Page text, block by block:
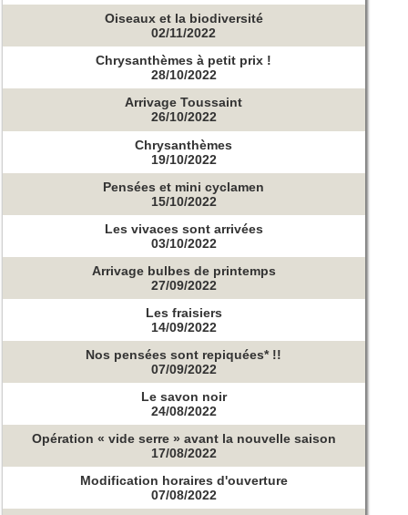
Oiseaux et la biodiversité
02/11/2022
Chrysanthèmes à petit prix !
28/10/2022
Arrivage Toussaint
26/10/2022
Chrysanthèmes
19/10/2022
Pensées et mini cyclamen
15/10/2022
Les vivaces sont arrivées
03/10/2022
Arrivage bulbes de printemps
27/09/2022
Les fraisiers
14/09/2022
Nos pensées sont repiquées* !!
07/09/2022
Le savon noir
24/08/2022
Opération « vide serre » avant la nouvelle saison
17/08/2022
Modification horaires d'ouverture
07/08/2022